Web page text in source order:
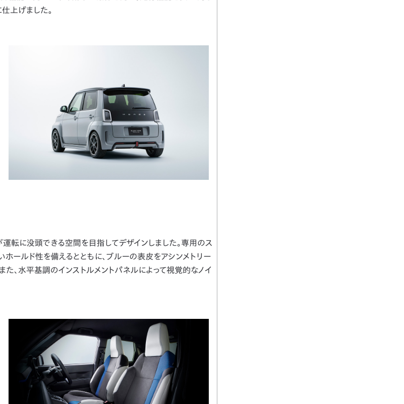
上げました。
転に没頭できる空間を目指してデザインしました。専用のス
ールド性を備えるとともに、ブルーの表皮をアシンメトリー
た、水平基調のインストルメントパネルによって視覚的なノイ